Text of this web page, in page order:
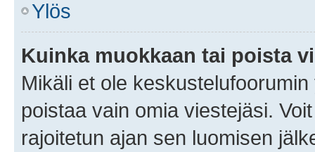
Ylös
Kuinka muokkaan tai poista
Mikäli et ole
poistaa vain omia viestejäsi.
rajoitetun ajan sen luomisen